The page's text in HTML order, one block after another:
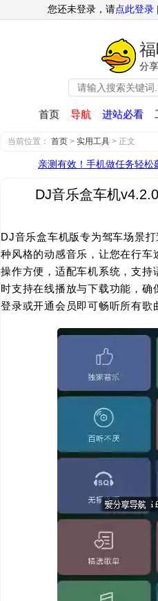
分
首页 导航 进站必看
您还未登录，请点此登录
当前位置： 首页 > 实用工具 > 正文
亲测有效！手机做任务轻
DJ音乐盒车机
DJ音乐盒车机版专为驾车场景
种风格的动感音乐，让您在行车
操作方便，适配车机系统，支持
时支持在线播放与下载功能，
登录或开通会员即可畅听所有歌